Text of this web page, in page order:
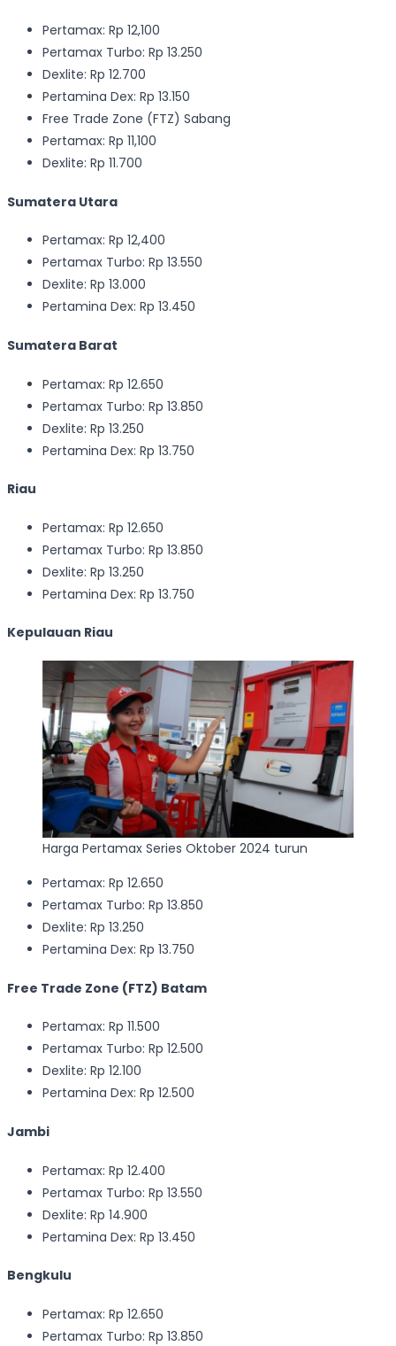
Pertamax: Rp 12,100
Pertamax Turbo: Rp 13.250
Dexlite: Rp 12.700
Pertamina Dex: Rp 13.150
Free Trade Zone (FTZ) Sabang
Pertamax: Rp 11,100
Dexlite: Rp 11.700
Sumatera Utara
Pertamax: Rp 12,400
Pertamax Turbo: Rp 13.550
Dexlite: Rp 13.000
Pertamina Dex: Rp 13.450
Sumatera Barat
Pertamax: Rp 12.650
Pertamax Turbo: Rp 13.850
Dexlite: Rp 13.250
Pertamina Dex: Rp 13.750
Riau
Pertamax: Rp 12.650
Pertamax Turbo: Rp 13.850
Dexlite: Rp 13.250
Pertamina Dex: Rp 13.750
Kepulauan Riau
Harga Pertamax Series Oktober 2024 turun
Pertamax: Rp 12.650
Pertamax Turbo: Rp 13.850
Dexlite: Rp 13.250
Pertamina Dex: Rp 13.750
Free Trade Zone (FTZ) Batam
Pertamax: Rp 11.500
Pertamax Turbo: Rp 12.500
Dexlite: Rp 12.100
Pertamina Dex: Rp 12.500
Jambi
Pertamax: Rp 12.400
Pertamax Turbo: Rp 13.550
Dexlite: Rp 14.900
Pertamina Dex: Rp 13.450
Bengkulu
Pertamax: Rp 12.650
Pertamax Turbo: Rp 13.850